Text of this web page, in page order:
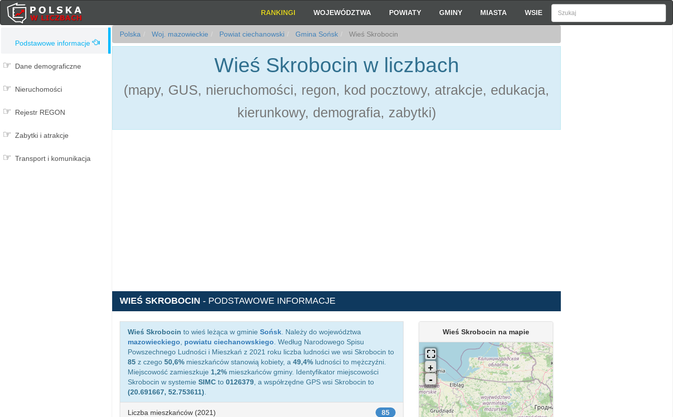
RANKINGI WOJEWÓDZTWA POWIATY GMINY MIASTA WSIE
Podstawowe informacje
Dane demograficzne
Nieruchomości
Rejestr REGON
Zabytki i atrakcje
Transport i komunikacja
Polska Woj. mazowieckie Powiat ciechanowski Gmina Sońsk Wieś Skrobocin
Wieś Skrobocin w liczbach
(mapy, GUS, nieruchomości, regon, kod pocztowy, atrakcje, edukacja,
kierunkowy, demografia, zabytki)
WIEŚ SKROBOCIN - PODSTAWOWE INFORMACJE
Wieś Skrobocin to wieś leżąca w gminie Sońsk . Należy do województwa
mazowieckiego
powiatu ciechanowskiego . Według Narodowego Spisu
Powszechnego Ludności i Mieszkań z 2021 roku liczba ludności we wsi Skrobocin to
85 z czego 50,6% mieszkańców stanowią kobiety, a 49,4% ludności to mężczyźni.
Miejscowość zamieszkuje 1,2% mieszkańców gminy. Identyfikator miejscowości
Skrobocin w systemie SIMC to 0126379 , a współrzędne GPS wsi Skrobocin to
(20.691667, 52.753611)
85
Liczba mieszkańców (2021)
Wieś Skrobocin na mapie